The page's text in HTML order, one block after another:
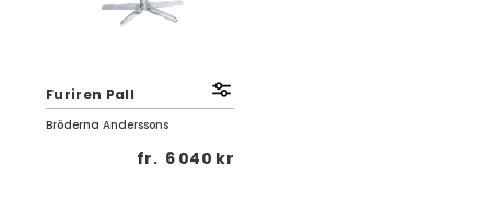
Furiren Pall
Bröderna Anderssons
fr. 6 040 kr